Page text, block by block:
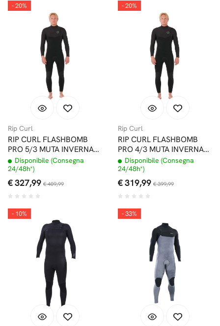
- 20%
Rip Curl
RIP CURL FLASHBOMB
PRO 5/3 MUTA INVERNALE
SENZA ZIP
Disponibile (Consegna
24/48h*)
€ 327,99 € 409,99
- 20%
Rip Curl
RIP CURL FLASHBOMB
PRO 4/3 MUTA INVERNALE
SENZA ZIP
Disponibile (Consegna
24/48h*)
€ 319,99 € 399,99
- 10% - 33%